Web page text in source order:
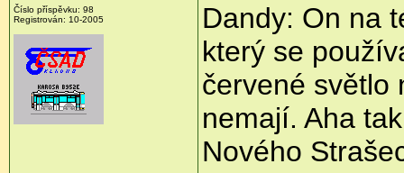
Číslo příspěvku: 98
Registrován: 10-2005
Dandy: On na
který se
červené světlo
nemají. Aha
Nového